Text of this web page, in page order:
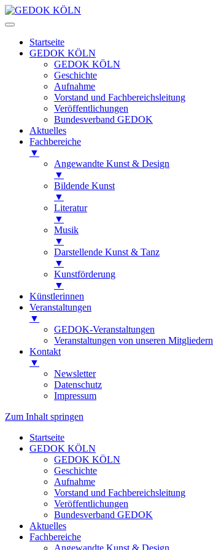
Startseite
GEDOK KÖLN
GEDOK KÖLN
Geschichte
Aufnahme
Vorstand und Fachbereichsleitung
Veröffentlichungen
Bundesverband GEDOK
Aktuelles
Fachbereiche
▼
Angewandte Kunst & Design
▼
Bildende Kunst
▼
Literatur
▼
Musik
▼
Darstellende Kunst & Tanz
▼
Kunstförderung
▼
Künstlerinnen
Veranstaltungen
▼
GEDOK-Veranstaltungen
Veranstaltungen von unseren Mitgliedern
Kontakt
▼
Newsletter
Datenschutz
Impressum
Zum Inhalt springen
Startseite
GEDOK KÖLN
GEDOK KÖLN
Geschichte
Aufnahme
Vorstand und Fachbereichsleitung
Veröffentlichungen
Bundesverband GEDOK
Aktuelles
Fachbereiche
Angewandte Kunst & Design